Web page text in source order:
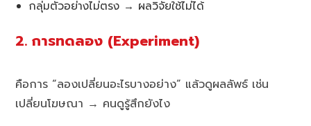
กลุ่มตัวอย่างไม่ตรง → ผลวิจัยใช้ไม่ได้
2. การทดลอง (Experiment)
คือการ “ลองเปลี่ยนอะไรบางอย่าง” แล้วดูผลลัพธ์ เช่น
เปลี่ยนโฆษณา → คนดูรู้สึกยังไง